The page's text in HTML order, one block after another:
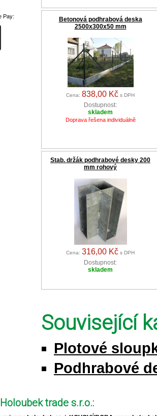
Betonová podhrabová deska
2500x300x50 mm
Cena: 838,00 Kč s DPH
Dostupnost:
skladem
Doprava řešena individuálně
Stab. držák podhrabové desky 200
mm rohový
Cena: 316,00 Kč s DPH
Dostupnost:
skladem
Související
Plotové
Podhrabové
Pay:
trade s.r.o.: